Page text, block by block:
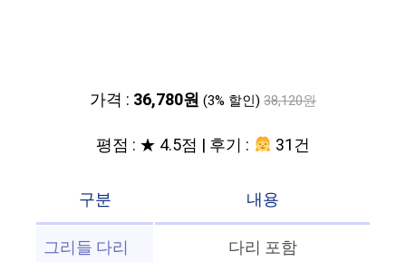
가격 : 36,780원 (3% 할인) 38,120원
평점 : ★ 4.5점 | 후기 : 31건
구분
내용
그리들 다리
다리 포함